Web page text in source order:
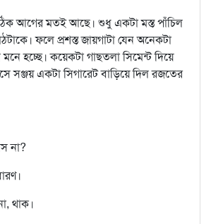
আগের মতই আছে। শুধু একটা মস্ত পাঁচিল
ফলে প্রশস্ত জায়গাটা যেন অনেকটা
হচ্ছে। কয়েকটা গাছতলা সিমেন্ট দিয়ে
সঞ্জয় একটা সিগারেট বাড়িয়ে দিল রজতের
না?
থাক।